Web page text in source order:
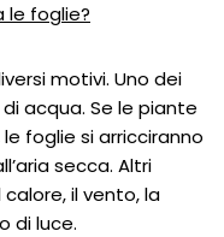
le foglie?
motivi. Uno dei
acqua. Se le piante
foglie si arricciranno
secca. Altri
il vento, la
di luce.